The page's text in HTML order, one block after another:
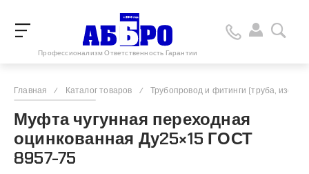
Профессионализм Ответственность Гарантии
Главная / Каталог товаров / Трубопровод и фитинги (труба,
Муфта чугунная переходная
оцинкованная Ду25×15 ГОСТ
8957-75